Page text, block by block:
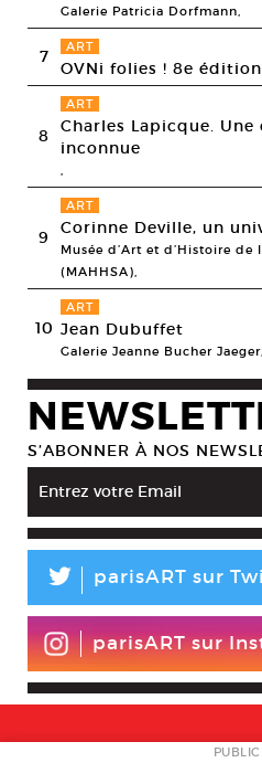
Galerie Patricia Dorfmann,
7 ART
OVNi folies ! 8e édition
8
ART
Charles Lapicque.
inconnue
9
ART
Corinne Deville, un
Musée d’Art et d’Histoire de
(MAHHSA),
10
ART
Jean Dubuffet
Galerie Jeanne Bucher Jaeger,
S’ABONNER À NOS
L parisART sur
parisART sur